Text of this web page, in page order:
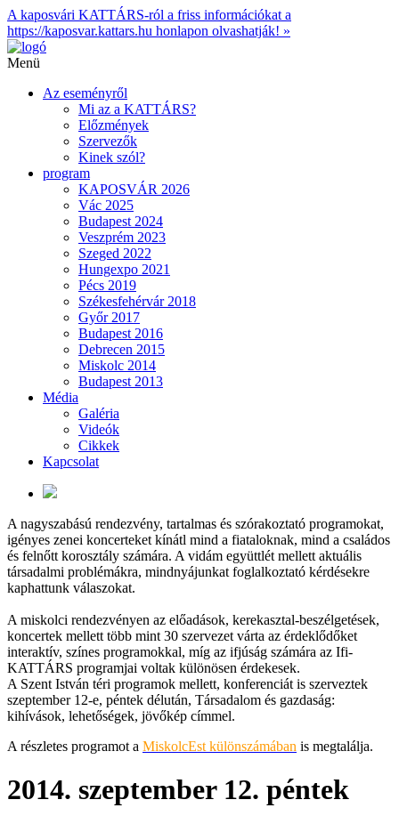
A kaposvári KATTÁRS-ról a friss információkat a
https://kaposvar.kattars.hu honlapon olvashatják! »
Menü
Az eseményről
Mi az a KATTÁRS?
Előzmények
Szervezők
Kinek szól?
program
KAPOSVÁR 2026
Vác 2025
Budapest 2024
Veszprém 2023
Szeged 2022
Hungexpo 2021
Pécs 2019
Székesfehérvár 2018
Győr 2017
Budapest 2016
Debrecen 2015
Miskolc 2014
Budapest 2013
Média
Galéria
Videók
Cikkek
Kapcsolat
A nagyszabású rendezvény, tartalmas és szórakoztató programokat,
igényes zenei koncerteket kínátl mind a fiataloknak, mind a családos
és felnőtt korosztály számára. A vidám együttlét mellett aktuális
társadalmi problémákra, mindnyájunkat foglalkoztató kérdésekre
kaphattunk válaszokat.
A miskolci rendezvényen az előadások, kerekasztal-beszélgetések,
koncertek mellett több mint 30 szervezet várta az érdeklődőket
interaktív, színes programokkal, míg az ifjúság számára az Ifi-
KATTÁRS programjai voltak különösen érdekesek.
A Szent István téri programok mellett, konferenciát is szerveztek
szeptember 12-e, péntek délután, Társadalom és gazdaság:
kihívások, lehetőségek, jövőkép címmel.
A részletes programot a MiskolcEst különszámában is megtalálja.
2014. szeptember 12. péntek